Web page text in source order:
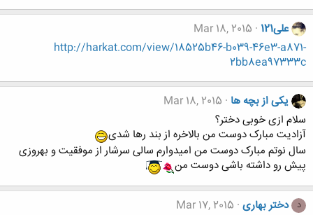
علی121
Mar 18, 2015
http://harkat.com/view/18525b46-b039-46e3-a871-
2bb8ea97333c
یکی از بچه ها Mar 18, 2015
سلام ازی خوبی دختر؟
آزادیت مبارک دوست من بالاخره از بند رها شدی
سال نوتم مبارک دوست من امیدوارم سالی سرشار از موفقیت و بهروزی
پیش رو داشته باشی دوست من
د دختر بهاری Mar 17, 2015